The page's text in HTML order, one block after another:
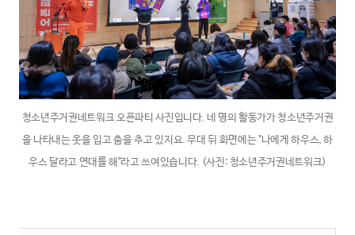
청소년주거권네트워크 오픈파티 사진입니다. 네 명의 활동가가 청소년주거권
을 나타내는 옷을 입고 춤을 추고 있지요. 무대 뒤 화면에는 "나에게 하우스, 하
우스 달라고 연대를 해"라고 쓰여있습니다. (사진: 청소년주거권네트워크)